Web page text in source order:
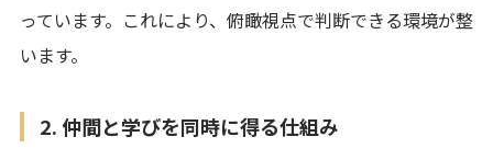
っています。これにより、俯瞰視点で判断できる環境が整
います。
2. 仲間と学びを同時に得る仕組み